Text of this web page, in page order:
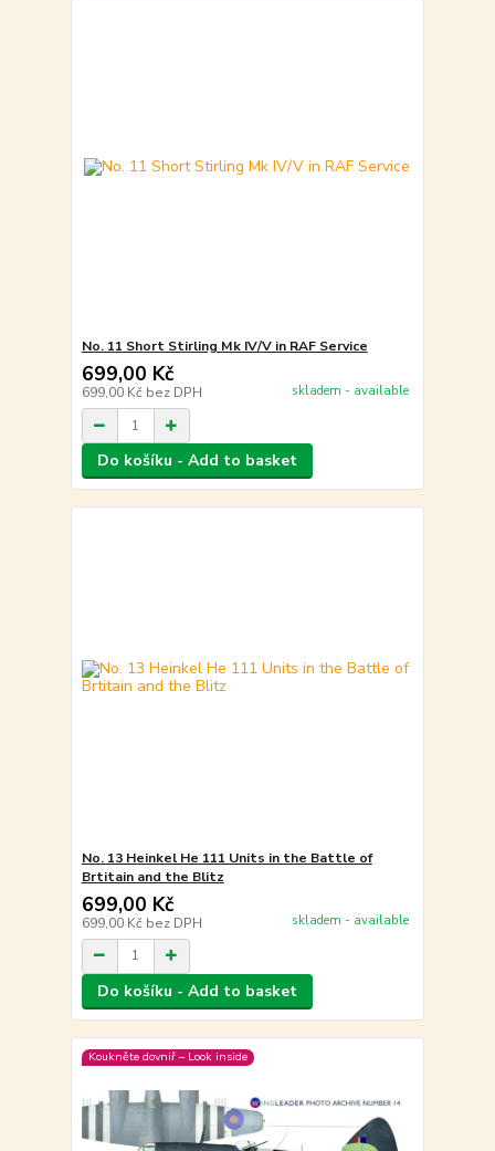
No. 11 Short Stirling Mk IV/V in RAF Service
699,00 Kč
699,00 Kč bez DPH skladem - available
Do košíku - Add to basket
No. 13 Heinkel He 111 Units in the Battle of
Brtitain and the Blitz
699,00 Kč
699,00 Kč bez DPH skladem - available
Do košíku - Add to basket
Koukněte dovniř – Look inside